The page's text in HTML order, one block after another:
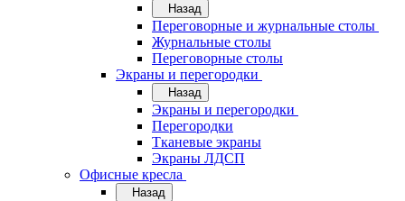
Назад
Переговорные и журнальные столы
Журнальные столы
Переговорные столы
Экраны и перегородки
Назад
Экраны и перегородки
Перегородки
Тканевые экраны
Экраны ЛДСП
Офисные кресла
Назад